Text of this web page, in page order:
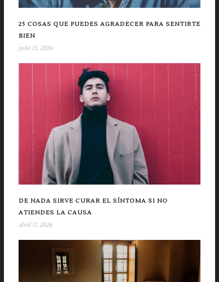
25 COSAS QUE PUEDES AGRADECER PARA SENTIRTE
BIEN
julio 13, 2026
DE NADA SIRVE CURAR EL SÍNTOMA SI NO
ATIENDES LA CAUSA
abril 17, 2026